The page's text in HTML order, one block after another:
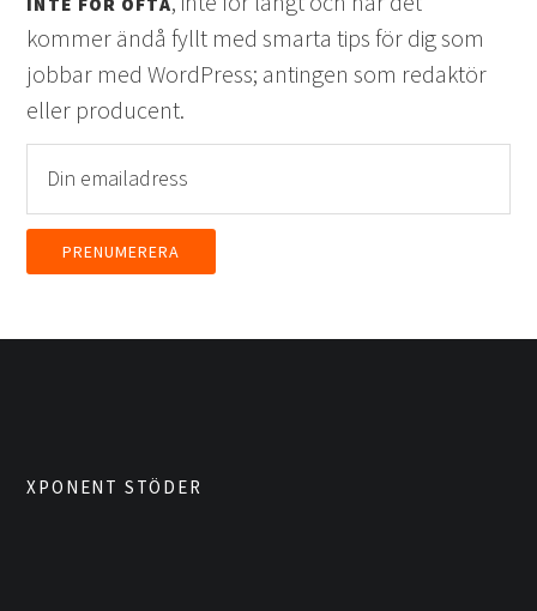
INTE FÖR OFTA
kommer ändå fyllt med smarta tips för dig som
jobbar med WordPress; antingen som redaktör
eller producent.
XPONENT STÖDER